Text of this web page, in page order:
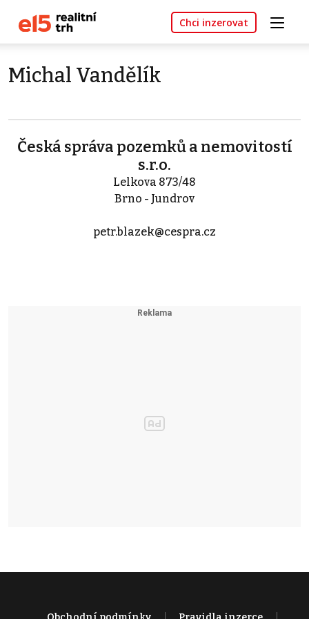
Chci inzerovat
Michal Vandělík
Česká správa pozemků a nemovitostí
s.r.o.
Lelkova 873/48
Brno - Jundrov
petr.blazek@cespra.cz